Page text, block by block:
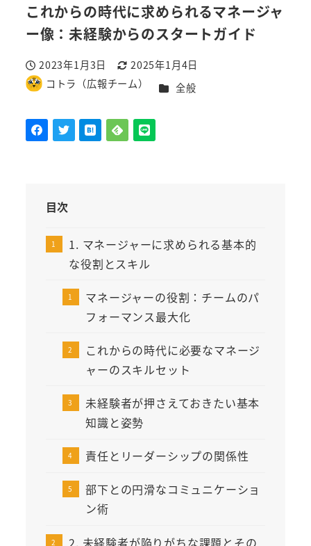
これからの時代に求められるマネージャ
ー像：未経験からのスタートガイド
投稿日
2023年1月3日
更新日
2025年1月4日
著
コトラ（広報チーム） カテゴリー
全般
目次
1. マネージャーに求められる基本的
な役割とスキル
マネージャーの役割：チームのパ
フォーマンス最大化
これからの時代に必要なマネージ
ャーのスキルセット
未経験者が押さえておきたい基本
知識と姿勢
責任とリーダーシップの関係性
部下との円滑なコミュニケーショ
ン術
2. 未経験者が陥りがちな課題とその